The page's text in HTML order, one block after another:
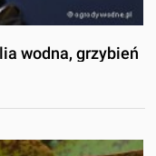
wodna, grzybień